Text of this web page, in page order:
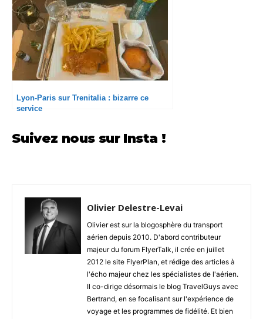
Lyon-Paris sur Trenitalia : bizarre ce
service
Suivez nous sur Insta !
Olivier Delestre-Levai
Olivier est sur la blogosphère du transport
aérien depuis 2010. D'abord contributeur
majeur du forum FlyerTalk, il crée en juillet
2012 le site FlyerPlan, et rédige des articles à
l'écho majeur chez les spécialistes de l'aérien.
Il co-dirige désormais le blog TravelGuys avec
Bertrand, en se focalisant sur l'expérience de
voyage et les programmes de fidélité. Et bien